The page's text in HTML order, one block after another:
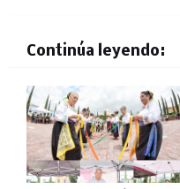
Continúa leyendo: